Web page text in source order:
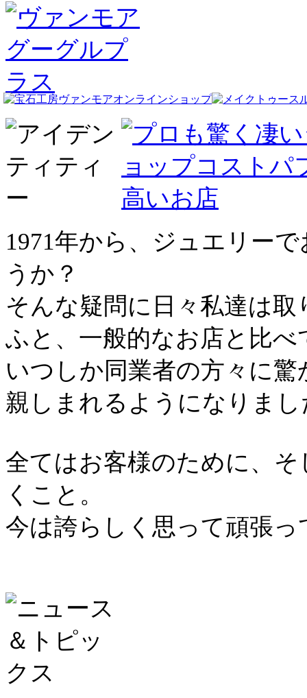
1971年から、ジュエリー
うか？
そんな疑問に日々私達は
ふと、一般的なお店と比べ
いつしか同業者の方々に
親しまれるようになりまし
全てはお客様のために、
くこと。
今は誇らしく思って頑張っ